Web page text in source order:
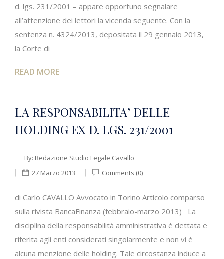
d. lgs. 231/2001 – appare opportuno segnalare
all’attenzione dei lettori la vicenda seguente. Con la
sentenza n. 4324/2013, depositata il 29 gennaio 2013,
la Corte di
READ MORE
LA RESPONSABILITA’ DELLE
HOLDING EX D. LGS. 231/2001
By: Redazione Studio Legale Cavallo
27 Marzo 2013
Comments (0)
di Carlo CAVALLO Avvocato in Torino Articolo comparso
sulla rivista BancaFinanza (febbraio-marzo 2013) La
disciplina della responsabilità amministrativa è dettata e
riferita agli enti considerati singolarmente e non vi è
alcuna menzione delle holding. Tale circostanza induce a